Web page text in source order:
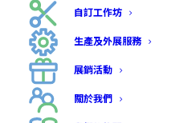
自訂工作坊
生產及外展服務
展銷活動
關於我們